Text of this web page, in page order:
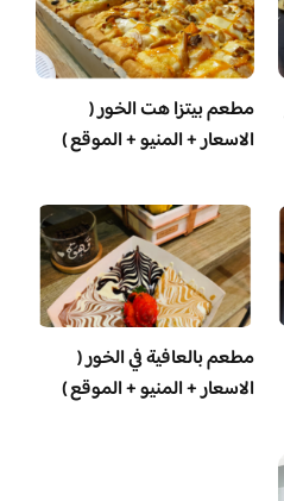
مطعم بيتزا هت الخور (
الاسعار + المنيو + الموقع )
مطعم بالعافية في الخور (
الاسعار + المنيو + الموقع )